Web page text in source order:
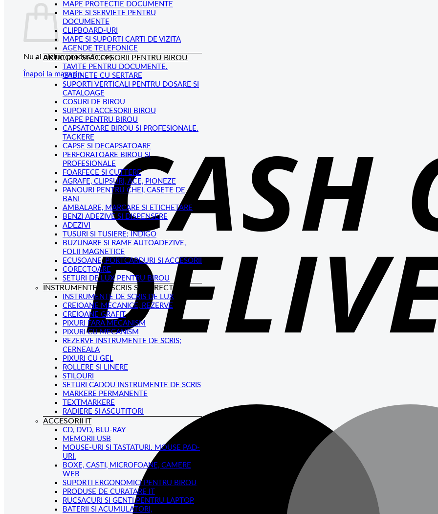
Nu ai niciun produs în coș.
Înapoi la magazin
MAPE PROTECTIE DOCUMENTE
MAPE SI SERVIETE PENTRU
DOCUMENTE
CLIPBOARD-URI
MAPE SI SUPORTI CARTI DE VIZITA
AGENDE TELEFONICE
ARTICOLE SI ACCESORII PENTRU BIROU
TAVITE PENTRU DOCUMENTE.
CABINETE CU SERTARE
SUPORTI VERTICALI PENTRU DOSARE SI
CATALOAGE
COSURI DE BIROU
SUPORTI ACCESORII BIROU
MAPE PENTRU BIROU
CAPSATOARE BIROU SI PROFESIONALE.
TACKERE
CAPSE SI DECAPSATOARE
PERFORATOARE BIROU SI
PROFESIONALE
FOARFECE SI CUTTERE
AGRAFE, CLIPSURI, ACE, PIONEZE
PANOURI PENTRU CHEI, CASETE DE
BANI
AMBALARE, MARCARE SI ETICHETARE
BENZI ADEZIVE SI DISPENSERE
ADEZIVI
TUSURI SI TUSIERE; INDIGO
BUZUNARE SI RAME AUTOADEZIVE,
FOLII MAGNETICE
ECUSOANE, PORTCARDURI SI ACCESORII
CORECTOARE
SETURI DE LUX PENTRU BIROU
INSTRUMENTE DE SCRIS SI CORECTAT
INSTRUMENTE DE SCRIS DE LUX
CREIOANE MECANICE, REZERVE
CREIOANE GRAFIT
PIXURI FARA MECANISM
PIXURI CU MECANISM
REZERVE INSTRUMENTE DE SCRIS;
CERNEALA
PIXURI CU GEL
ROLLERE SI LINERE
STILOURI
SETURI CADOU INSTRUMENTE DE SCRIS
MARKERE PERMANENTE
TEXTMARKERE
RADIERE SI ASCUTITORI
ACCESORII IT
CD, DVD, BLU-RAY
MEMORII USB
MOUSE-URI SI TASTATURI. MOUSE PAD-
URI.
BOXE, CASTI, MICROFOANE, CAMERE
WEB
SUPORTI ERGONOMICI PENTRU BIROU
PRODUSE DE CURATARE IT
RUCSACURI SI GENTI PENTRU LAPTOP
BATERII SI ACUMULATORI,